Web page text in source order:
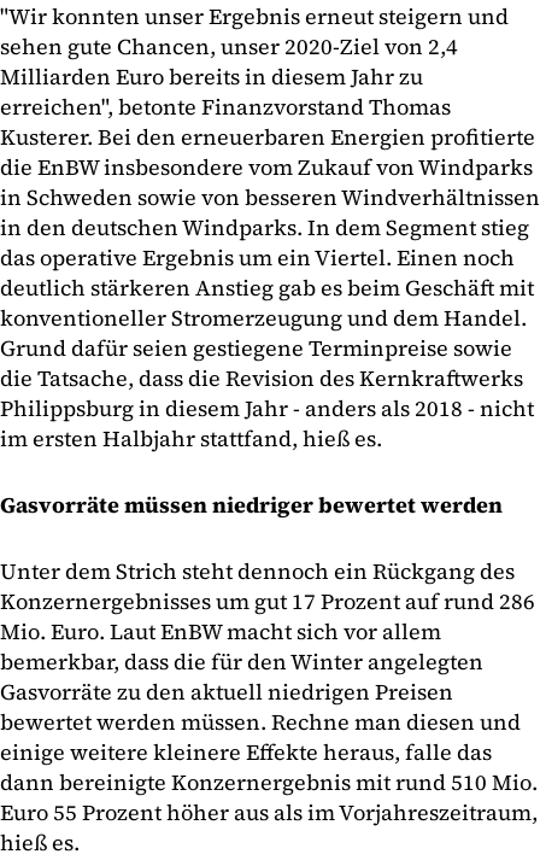
"Wir konnten unser Ergebnis erneut steigern und
sehen gute Chancen, unser 2020-Ziel von 2,4
Milliarden Euro bereits in diesem Jahr zu
erreichen", betonte Finanzvorstand Thomas
Kusterer. Bei den erneuerbaren Energien profitierte
die EnBW insbesondere vom Zukauf von Windparks
in Schweden sowie von besseren Windverhältnissen
in den deutschen Windparks. In dem Segment stieg
das operative Ergebnis um ein Viertel. Einen noch
deutlich stärkeren Anstieg gab es beim Geschäft mit
konventioneller Stromerzeugung und dem Handel.
Grund dafür seien gestiegene Terminpreise sowie
die Tatsache, dass die Revision des Kernkraftwerks
Philippsburg in diesem Jahr - anders als 2018 - nicht
im ersten Halbjahr stattfand, hieß es.
Gasvorräte müssen niedriger bewertet werden
Unter dem Strich steht dennoch ein Rückgang des
Konzernergebnisses um gut 17 Prozent auf rund 286
Mio. Euro. Laut EnBW macht sich vor allem
bemerkbar, dass die für den Winter angelegten
Gasvorräte zu den aktuell niedrigen Preisen
bewertet werden müssen. Rechne man diesen und
einige weitere kleinere Effekte heraus, falle das
dann bereinigte Konzernergebnis mit rund 510 Mio.
Euro 55 Prozent höher aus als im Vorjahreszeitraum,
hieß es.